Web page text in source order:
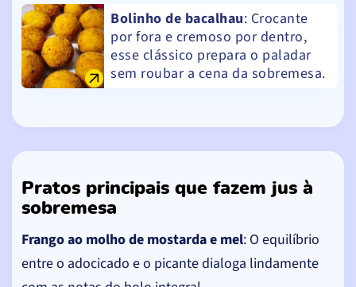
Bolinho de bacalhau: Crocante
por fora e cremoso por dentro,
esse clássico prepara o paladar
sem roubar a cena da sobremesa.
Pratos principais que fazem jus à
sobremesa
Frango ao molho de mostarda e mel: O equilíbrio
entre o adocicado e o picante dialoga lindamente